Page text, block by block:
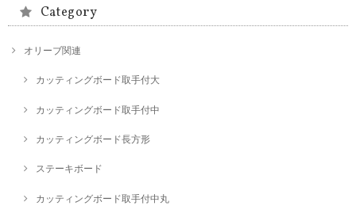
Category
オリーブ関連
カッティングボード取手付大
カッティングボード取手付中
カッティングボード長方形
ステーキボード
カッティングボード取手付中丸